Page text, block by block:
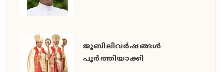
ജൂബിലിവർഷങ്ങൾ
പൂർത്തിയാക്കി